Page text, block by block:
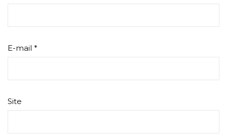
E-mail *
Site